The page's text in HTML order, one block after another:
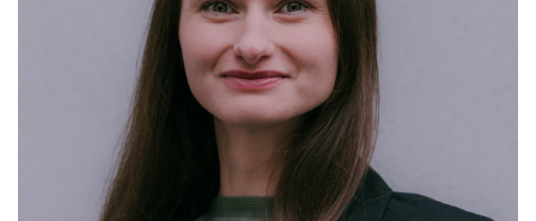
KATARÍNA HAČKULIČOVÁ